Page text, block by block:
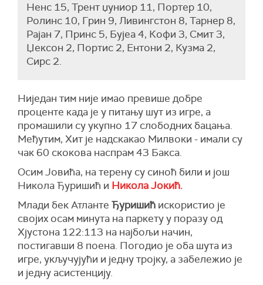
Ненс 15, Трент џуниор 11, Портер 10,
Ролинс 10, Грин 9, Ливингстон 8, Тарнер 8,
Рајан 7, Принс 5, Бујеа 4, Кофи 3, Смит 3,
Џексон 2, Портис 2, Ентони 2, Кузма 2,
Сирс 2.
Ниједан тим није имао превише добре
проценте када је у питању шут из игре, а
промашили су укупно 17 слободних бацања.
Међутим, Хит је надскакао Милвоки - имали су
чак 60 скокова наспрам 43 Бакса.
Осим Јовића, на терену су синоћ били и још
Никола Ђуришић и Никола Јокић.
Млади бек Атланте Ђуришић искористио је
својих осам минута на паркету у поразу од
Хјустона 122:113 на најбољи начин,
постигавши 8 поена. Погодио је оба шута из
игре, укључујући и једну тројку, а забележио је
и једну асистенцију.